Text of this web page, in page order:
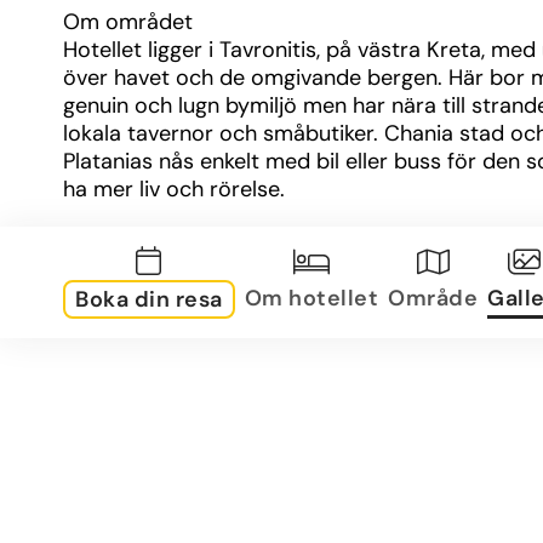
Om området
Hotellet ligger i Tavronitis, på västra Kreta,
över havet och de omgivande bergen. Här bor
genuin och lugn bymiljö men har nära till
lokala tavernor och småbutiker. Chania stad
Platanias nås enkelt med bil eller buss för den
ha mer liv och rörelse.
Om rummen
Lägenheterna är rymliga och utrustade med
luftkonditionering, TV och gratis Wi-Fi. De flesta
balkong eller terrass med havs- eller
Boka din resa Om hotellet Område